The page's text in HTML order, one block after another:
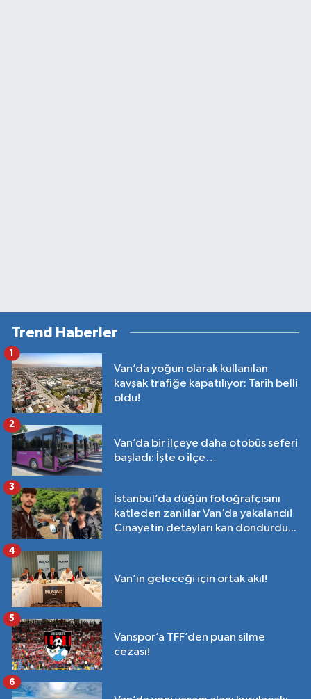
Trend Haberler
Van’da yoğun olarak kullanılan
kavşak trafiğe kapatılıyor: Tarih belli
oldu!
1
Van’da bir ilçeye daha otobüs seferi
başladı: İşte o ilçe…
2
İstanbul’da düğün fotoğrafçısını
katleden zanlılar Van’da yakalandı!
Cinayetin detayları kan dondurdu...
3
Van’ın geleceği için ortak akıl!
4
Vanspor’a TFF’den puan silme
cezası!
5
6